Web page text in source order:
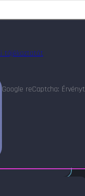
tájékoztatót
Google reCaptcha: